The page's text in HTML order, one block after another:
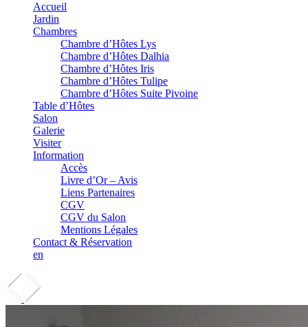
Accueil
Jardin
Chambres
Chambre d’Hôtes Lys
Chambre d’Hôtes Dalhia
Chambre d’Hôtes Iris
Chambre d’Hôtes Tulipe
Chambre d’Hôtes Suite Pivoine
Table d’Hôtes
Salon
Galerie
Visiter
Information
Accès
Livre d’Or – Avis
Liens Partenaires
CGV
CGV du Salon
Mentions Légales
Contact & Réservation
en